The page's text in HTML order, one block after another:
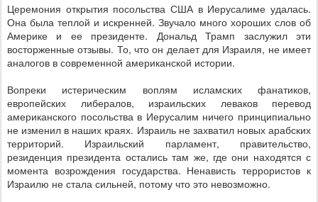
Церемония открытия посольства США в Иерусалиме удалась.
Она была теплой и искренней. Звучало много хороших слов об
Америке и ее президенте. Дональд Трамп заслужил эти
восторженные отзывы. То, что он делает для Израиля, не имеет
аналогов в современной американской истории.
Вопреки истерическим воплям исламских фанатиков,
европейских либералов, израильских леваков перевод
американского посольства в Иерусалим ничего принципиально
не изменил в наших краях. Израиль не захватил новых арабских
территорий. Израильский парламент, правительство,
резиденция президента остались там же, где они находятся с
момента возрождения государства. Ненависть террористов к
Израилю не стала сильней, потому что это невозможно.